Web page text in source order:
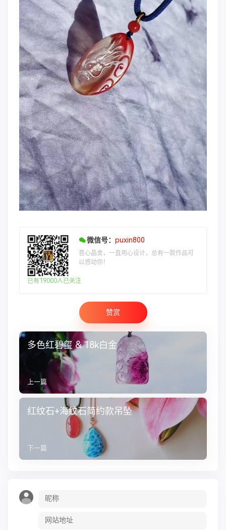
微信号： puxin800
菩心晶舍，一直用心设计，总有一款作品可
以感动你！
已有19000人已关注
赞赏
多色红碧玺 & 18k白金
上一篇
红纹石+海纹石简约款吊坠
下一篇